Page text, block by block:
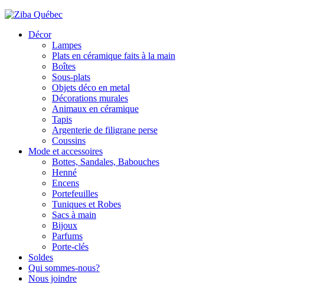
Décor
Lampes
Plats en céramique faits à la main
Boîtes
Sous-plats
Objets déco en metal
Décorations murales
Animaux en céramique
Tapis
Argenterie de filigrane perse
Coussins
Mode et accessoires
Bottes, Sandales, Babouches
Henné
Encens
Portefeuilles
Tuniques et Robes
Sacs à main
Bijoux
Parfums
Porte-clés
Soldes
Qui sommes-nous?
Nous joindre